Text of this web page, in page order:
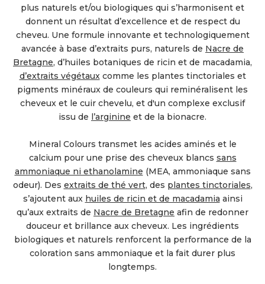
plus naturels et/ou biologiques qui s’harmonisent et
donnent un résultat d’excellence et de respect du
cheveu. Une formule innovante et technologiquement
avancée à base d’extraits purs, naturels de Nacre de
Bretagne, d’huiles botaniques de ricin et de macadamia,
d’extraits végétauxcomme les plantes tinctoriales et
pigments minéraux de couleurs qui reminéralisent les
cheveux et le cuir chevelu, et d'un complexe exclusif
issu de l’arginine et de la bionacre.
Mineral Colours transmet les acides aminés et le
calcium pour une prise des cheveux blancs sans
ammoniaque ni ethanolamine (MEA, ammoniaque sans
odeur). Des extraits de thé vert, des plantes tinctoriales,
s’ajoutent aux huiles de ricin et de macadamia ainsi
qu’aux extraits de Nacre de Bretagne afin de redonner
douceur et brillance aux cheveux. Les ingrédients
biologiques et naturels renforcent la performance de la
coloration sans ammoniaque et la fait durer plus
longtemps.